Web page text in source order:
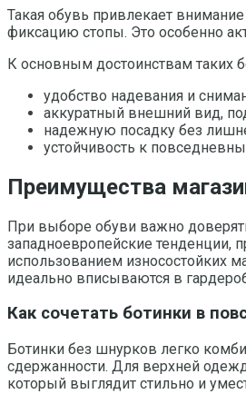
Такая обувь привлекает
фиксацию стопы. Это особенно
К основным достоинствам таких
удобство надевания и
аккуратный внешний вид,
надежную посадку без
устойчивость к
Преимущества
При выборе обуви важно
западноевропейские тенденции,
использованием износостойких
идеально вписываются в
Как сочетать ботинки в
Ботинки без шнурков легко
сдержанности. Для верхней
который выглядит стильно и